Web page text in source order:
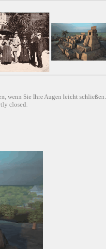
wenn Sie Ihre Augen leicht schließen.
closed.